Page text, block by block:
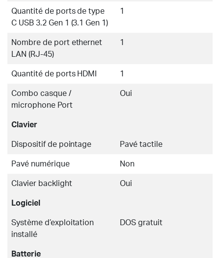
Quantité de ports de type
C USB 3.2 Gen 1 (3.1 Gen 1)
1
Nombre de port ethernet
LAN (RJ-45)
1
Quantité de ports HDMI 1
Combo casque /
microphone Port
Oui
Clavier
Dispositif de pointage Pavé tactile
Pavé numérique Non
Clavier backlight Oui
Logiciel
Système d’exploitation
installé
DOS gratuit
Batterie